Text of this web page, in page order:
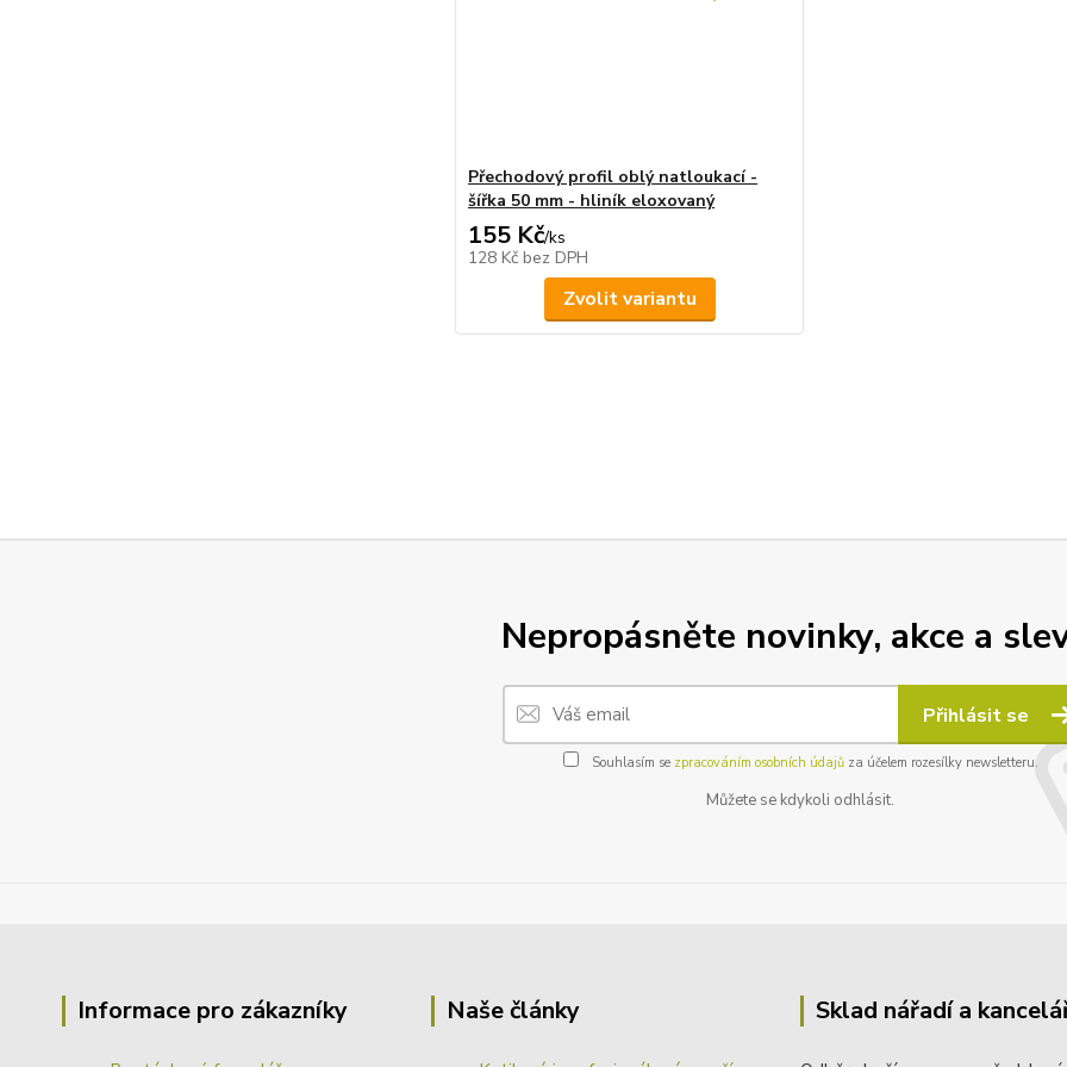
Přechodový profil oblý natloukací -
šířka 50 mm - hliník eloxovaný
155 Kč/ks
128 Kč bez DPH
Zvolit variantu
Nepropásněte novinky, akce a
Přihlásit se
Souhlasím se zpracováním osobních údajůza účelem rozesílky newsletteru.
Můžete se kdykoli odhlásit.
Informace pro zákazníky Naše články Sklad nářadí a